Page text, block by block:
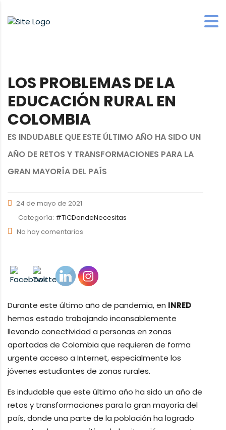
LOS PROBLEMAS DE LA
EDUCACIÓN RURAL EN
COLOMBIA
ES INDUDABLE QUE ESTE ÚLTIMO AÑO HA SIDO UN
AÑO DE RETOS Y TRANSFORMACIONES PARA LA
GRAN MAYORÍA DEL PAÍS
24 de mayo de 2021
Categoría: #TICDondeNecesitas
No hay comentarios
Durante este último año de pandemia, en INRED
hemos estado trabajando incansablemente
llevando conectividad a personas en zonas
apartadas de Colombia que requieren de forma
urgente acceso a Internet, especialmente los
jóvenes estudiantes de zonas rurales.
Es indudable que este último año ha sido un año de
retos y transformaciones para la gran mayoría del
país, donde una parte de la población ha logrado